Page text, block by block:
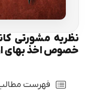
نظریه مشورتی
خصوص اخذ بهای
فهرست